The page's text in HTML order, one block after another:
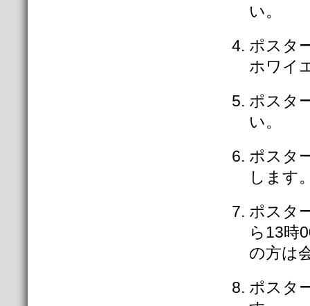
い。
ポスタ
ホワイ
ポスタ
い。
ポスタ
します
ポスタ
ら13時
の方は
ポスタ